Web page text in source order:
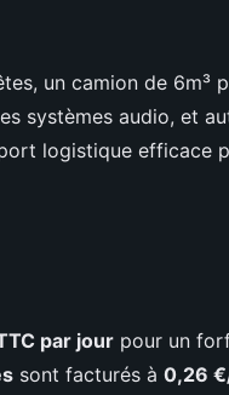
un camion de 6m³
systèmes audio, et
logistique efficace
par jour pour un
sont facturés à 0,26